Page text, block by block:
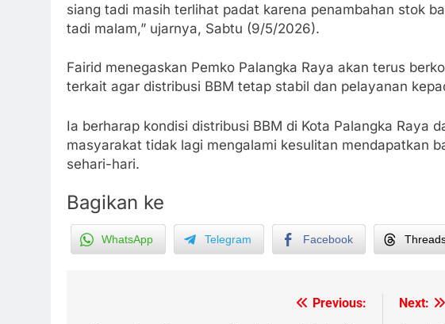
siang tadi masih terlihat padat karena penambahan stok
tadi malam,” ujarnya, Sabtu (9/5/2026).
Fairid menegaskan Pemko Palangka Raya akan terus
terkait agar distribusi BBM tetap stabil dan pelayanan
Ia berharap kondisi distribusi BBM di Kota Palangka Raya
masyarakat tidak lagi mengalami kesulitan mendapatkan
sehari-hari.
Bagikan ke
WhatsApp Telegram Facebook
Previous:
Next:
5
Tersangka Dugaan Korupsi